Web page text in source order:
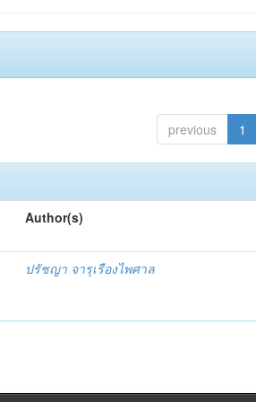
previous 1
Author(s)
ปรัชญา จารุเรืองไพศาล